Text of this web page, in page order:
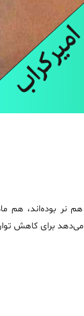
نر بوده‌اند‌، هم
برای کاهش توان